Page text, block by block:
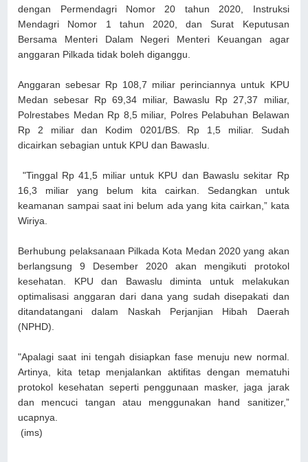
dengan Permendagri Nomor 20 tahun 2020, Instruksi
Mendagri Nomor 1 tahun 2020, dan Surat Keputusan
Bersama Menteri Dalam Negeri Menteri Keuangan agar
anggaran Pilkada tidak boleh diganggu.
Anggaran sebesar Rp 108,7 miliar perinciannya untuk KPU
Medan sebesar Rp 69,34 miliar, Bawaslu Rp 27,37 miliar,
Polrestabes Medan Rp 8,5 miliar, Polres Pelabuhan Belawan
Rp 2 miliar dan Kodim 0201/BS. Rp 1,5 miliar. Sudah
dicairkan sebagian untuk KPU dan Bawaslu.
"Tinggal Rp 41,5 miliar untuk KPU dan Bawaslu sekitar Rp
16,3 miliar yang belum kita cairkan. Sedangkan untuk
keamanan sampai saat ini belum ada yang kita cairkan,” kata
Wiriya.
Berhubung pelaksanaan Pilkada Kota Medan 2020 yang akan
berlangsung 9 Desember 2020 akan mengikuti protokol
kesehatan. KPU dan Bawaslu diminta untuk melakukan
optimalisasi anggaran dari dana yang sudah disepakati dan
ditandatangani dalam Naskah Perjanjian Hibah Daerah
(NPHD).
"Apalagi saat ini tengah disiapkan fase menuju new normal.
Artinya, kita tetap menjalankan aktifitas dengan mematuhi
protokol kesehatan seperti penggunaan masker, jaga jarak
dan mencuci tangan atau menggunakan hand sanitizer,”
ucapnya.
(ims)